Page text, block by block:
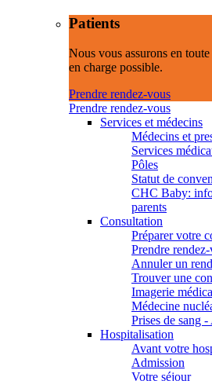
Patients
Nous vous assurons en
en charge possible.
Prendre rendez-vous
Prendre rendez-vous
Services et médecins
Médecins et
Services
Pôles
Statut de
CHC Baby:
parents
Consultation
Préparer votre
Prendre
Annuler un
Trouver une
Imagerie
Médecine
Prises de sang
Hospitalisation
Avant votre
Admission
Votre séjour